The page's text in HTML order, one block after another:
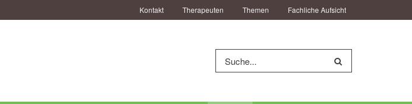
Kontakt Therapeuten Themen Fachliche Aufsicht